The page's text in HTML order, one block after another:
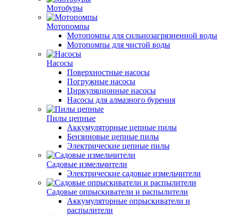
Мотобуры
Мотопомпы
Мотопомпы для сильнозагрязненной воды
Мотопомпы для чистой воды
Насосы
Поверхностные насосы
Погружные насосы
Циркуляционные насосы
Насосы для алмазного бурения
Пилы цепные
Аккумуляторные цепные пилы
Бензиновые цепные пилы
Электрические цепные пилы
Садовые измельчители
Электрические садовые измельчители
Садовые опрыскиватели и распылители
Аккумуляторные опрыскиватели и
распылители